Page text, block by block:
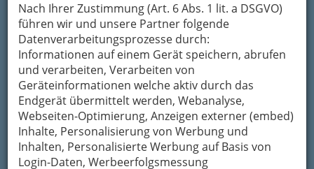
Nach Ihrer Zustimmung (Art. 6 Abs. 1 lit. a DSGVO)
führen wir und unsere Partner folgende
Datenverarbeitungsprozesse durch:
Informationen auf einem Gerät speichern, abrufen
und verarbeiten, Verarbeiten von
Geräteinformationen welche aktiv durch das
Endgerät übermittelt werden, Webanalyse,
Webseiten-Optimierung, Anzeigen externer (embed)
Inhalte, Personalisierung von Werbung und
Inhalten, Personalisierte Werbung auf Basis von
Login-Daten, Werbeerfolgsmessung
Mein Name
Meine Email Adresse
Mein Betreff